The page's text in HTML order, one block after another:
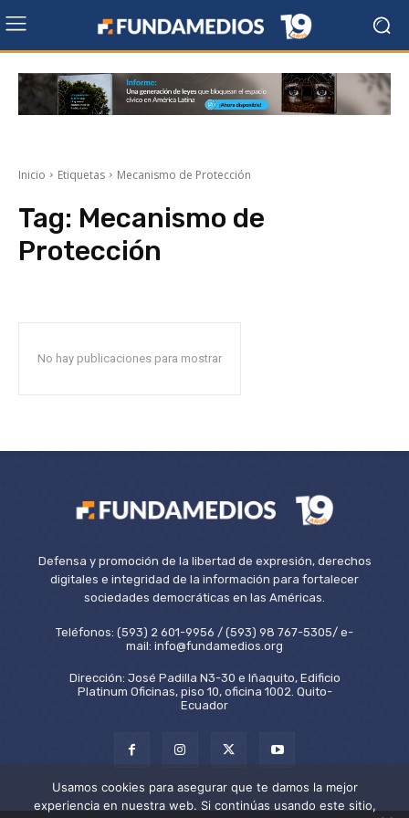
Inicio Etiquetas Mecanismo de Protección
Tag: Mecanismo de
Protección
No hay publicaciones para mostrar
Defensa y promoción de la libertad de expresión, derechos
digitales e integridad de la información para fortalecer
sociedades democráticas en las Américas.
Teléfonos: (593) 2 601-9956 / (593) 98 767-5305/ e-
mail: info@fundamedios.org
Dirección: José Padilla N3-30 e Iñaquito, Edificio
Platinum Oficinas, piso 10, oficina 1002. Quito-
Ecuador
Usamos cookies para asegurar que te damos la mejor
experiencia en nuestra web. Si continúas usando este sitio,